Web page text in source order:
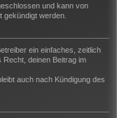
und kann von
gekündigt werden.
ein einfaches, zeitlich
deinen Beitrag im
auch nach Kündigung des